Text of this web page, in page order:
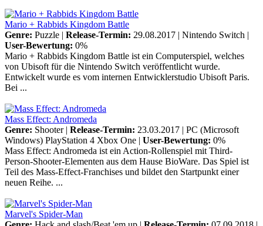
Mario + Rabbids Kingdom Battle
Genre: Puzzle | Release-Termin: 29.08.2017 | Nintendo Switch |
User-Bewertung: 0%
Mario + Rabbids Kingdom Battle ist ein Computerspiel, welches
von Ubisoft für die Nintendo Switch veröffentlicht wurde.
Entwickelt wurde es vom internen Entwicklerstudio Ubisoft Paris.
Bei ...
Mass Effect: Andromeda
Genre: Shooter | Release-Termin: 23.03.2017 | PC (Microsoft
Windows) PlayStation 4 Xbox One | User-Bewertung: 0%
Mass Effect: Andromeda ist ein Action-Rollenspiel mit Third-
Person-Shooter-Elementen aus dem Hause BioWare. Das Spiel ist
Teil des Mass-Effect-Franchises und bildet den Startpunkt einer
neuen Reihe. ...
Marvel's Spider-Man